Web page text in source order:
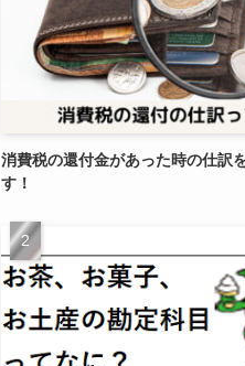
消費税の還付金があった時の仕訳
す！